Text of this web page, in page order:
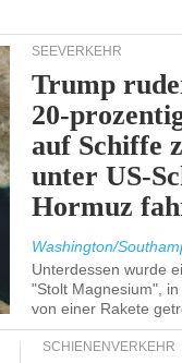
SEEVERKEHR
Trump
20-
auf Schiffe
unter US-
Hormuz
Washington/
Unterdessen wurde
"Stolt Magnesium",
von einer Rakete
SCHIENENVERKEHR